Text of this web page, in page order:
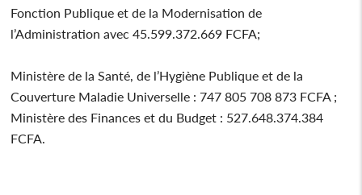
Fonction Publique et de la Modernisation de
l’Administration avec 45.599.372.669 FCFA;
Ministère de la Santé, de l’Hygiène Publique et de la
Couverture Maladie Universelle : 747 805 708 873 FCFA ;
Ministère des Finances et du Budget : 527.648.374.384
FCFA.